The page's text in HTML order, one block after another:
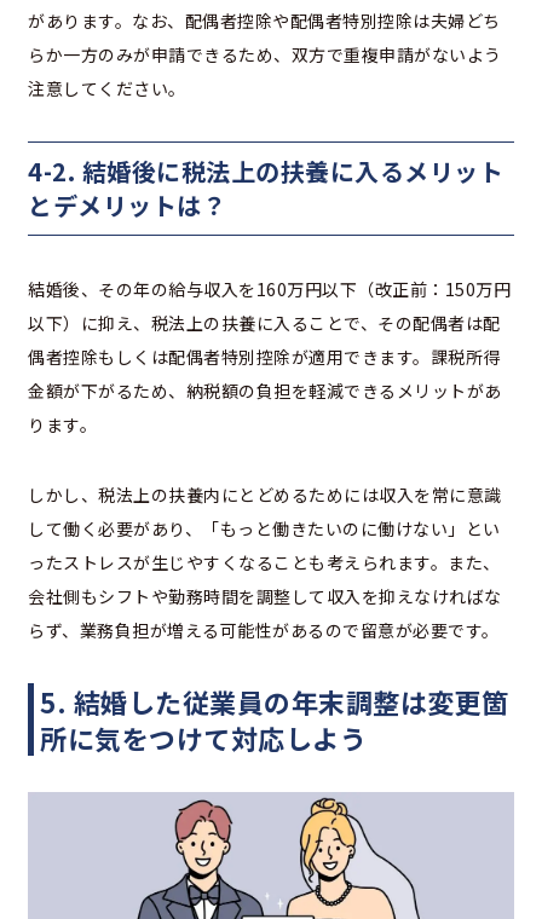
があります。なお、配偶者控除や配偶者特別控除は夫婦どち
らか一方のみが申請できるため、双方で重複申請がないよう
注意してください。
4-2. 結婚後に税法上の扶養に入るメリット
とデメリットは？
結婚後、その年の給与収入を160万円以下（改正前：150万円
以下）に抑え、税法上の扶養に入ることで、その配偶者は配
偶者控除もしくは配偶者特別控除が適用できます。課税所得
金額が下がるため、納税額の負担を軽減できるメリットがあ
ります。
しかし、税法上の扶養内にとどめるためには収入を常に意識
して働く必要があり、「もっと働きたいのに働けない」とい
ったストレスが生じやすくなることも考えられます。また、
会社側もシフトや勤務時間を調整して収入を抑えなければな
らず、業務負担が増える可能性があるので留意が必要です。
5. 結婚した従業員の年末調整は変更箇
所に気をつけて対応しよう